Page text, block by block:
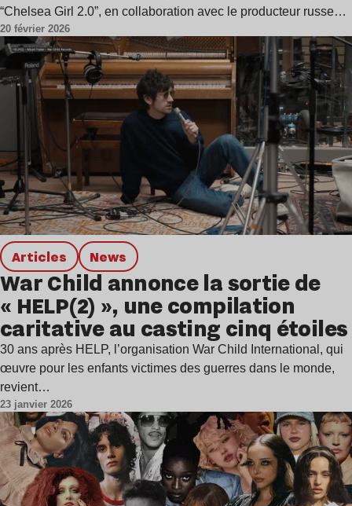
“Chelsea Girl 2.0”, en collaboration avec le producteur russe…
20 février 2026
Articles news
War Child annonce la sortie de
« HELP(2) », une compilation
caritative au casting cinq étoiles
30 ans après HELP, l’organisation War Child International, qui
œuvre pour les enfants victimes des guerres dans le monde,
revient…
23 janvier 2026